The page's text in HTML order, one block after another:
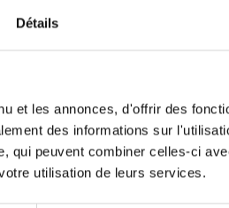
Détails
et les annonces, d'offrir des
des informations sur
qui peuvent combiner celles-ci
utilisation de leurs services.
revised edition
Run. Optimize.
souple
2022 226
Marketing like a PRO